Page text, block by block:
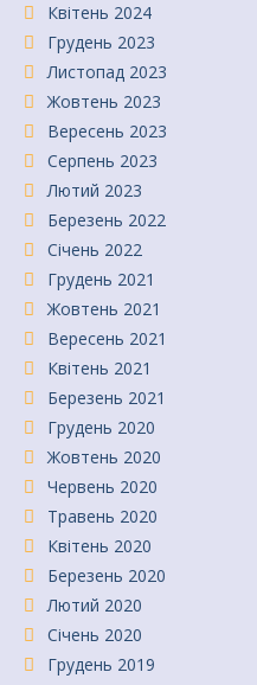
Квітень 2024
Грудень 2023
Листопад 2023
Жовтень 2023
Вересень 2023
Серпень 2023
Лютий 2023
Березень 2022
Січень 2022
Грудень 2021
Жовтень 2021
Вересень 2021
Квітень 2021
Березень 2021
Грудень 2020
Жовтень 2020
Червень 2020
Травень 2020
Квітень 2020
Березень 2020
Лютий 2020
Січень 2020
Грудень 2019